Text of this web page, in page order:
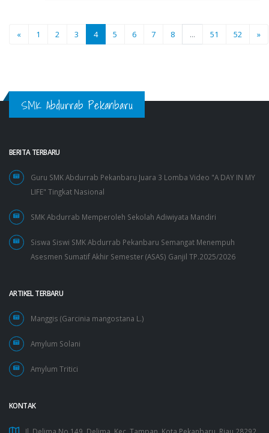
« 1 2 3 4 5 6 7 8 ... 51 52 »
SMK Abdurrab Pekanbaru
BERITA TERBARU
Guru SMK Abdurrab Pekanbaru Juara 3 Lomba Video "A DAY IN MY
LIFE" Tingkat Nasional
SMK Abdurrab Memperoleh Sekolah Adiwiyata Mandiri
Siswa Siswi SMK Abdurrab Pekanbaru Semangat Menempuh
Asesmen Sumatif Akhir Semester (ASAS) Ganjil TP.2025/2026
ARTIKEL TERBARU
Manggis (Garcinia mangostana L.)
Amylum Solani
Amylum Tritici
KONTAK